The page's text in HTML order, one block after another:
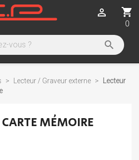
shopping_cart
0


Lecteur / Graveur externe
Lecteur
MÉMOIRE